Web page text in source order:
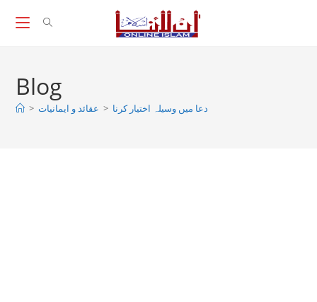
Blog
> عقائد و ایمانیات > دعا میں وسیلہ اختیار کرنا